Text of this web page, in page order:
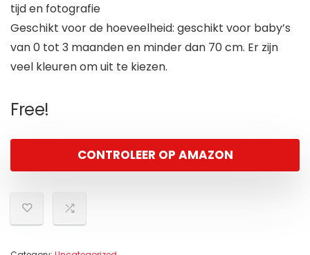
tijd en fotografie
Geschikt voor de hoeveelheid: geschikt voor baby’s
van 0 tot 3 maanden en minder dan 70 cm. Er zijn
veel kleuren om uit te kiezen.
Free!
CONTROLEER OP AMAZON